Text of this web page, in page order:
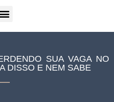
SUA VAGA NO
DISSO E NEM SABE